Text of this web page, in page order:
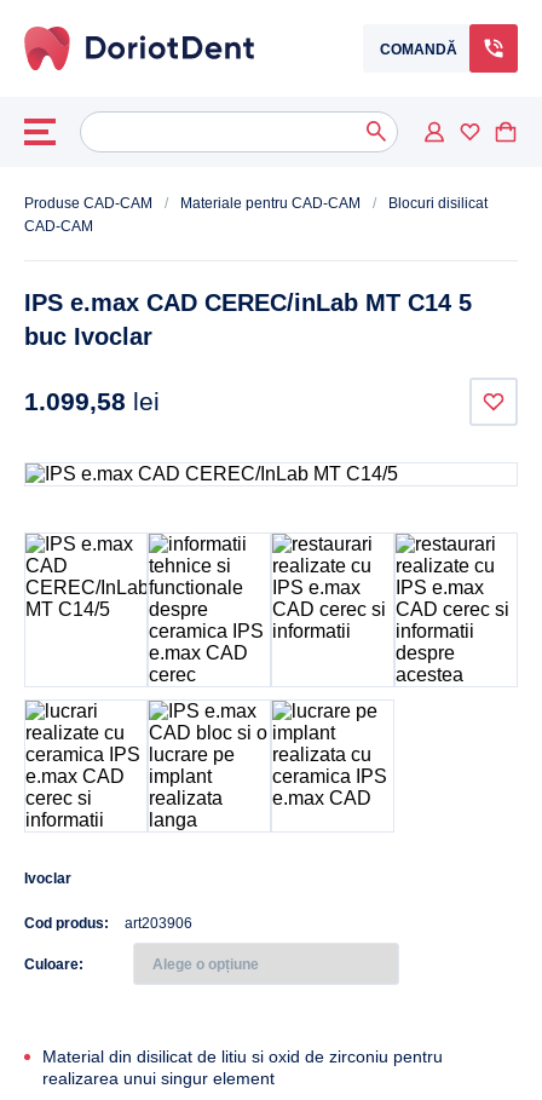
COMANDĂ
Caută
după:When autocomplete results are available use up and down
Produse CAD-CAM / Materiale pentru CAD-CAM /
Blocuri disilicat
CAD-CAM
IPS e.max CAD CEREC/inLab MT C14 5
buc Ivoclar
1.099,58 lei
Ivoclar
Cod produs: art203906
Culoare
Material din disilicat de litiu si oxid de zirconiu pentru
realizarea unui singur element